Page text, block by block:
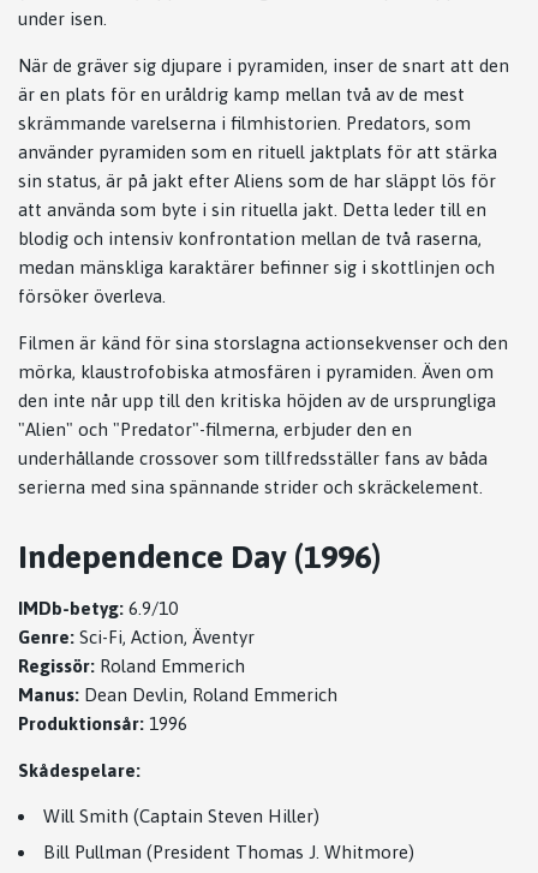
under isen.
När de gräver sig djupare i pyramiden, inser de snart att den
är en plats för en uråldrig kamp mellan två av de mest
skrämmande varelserna i filmhistorien. Predators, som
använder pyramiden som en rituell jaktplats för att stärka
sin status, är på jakt efter Aliens som de har släppt lös för
att använda som byte i sin rituella jakt. Detta leder till en
blodig och intensiv konfrontation mellan de två raserna,
medan mänskliga karaktärer befinner sig i skottlinjen och
försöker överleva.
Filmen är känd för sina storslagna actionsekvenser och den
mörka, klaustrofobiska atmosfären i pyramiden. Även om
den inte når upp till den kritiska höjden av de ursprungliga
"Alien" och "Predator"-filmerna, erbjuder den en
underhållande crossover som tillfredsställer fans av båda
serierna med sina spännande strider och skräckelement.
Independence Day (1996)
IMDb-betyg: 6.9/10
Genre: Sci-Fi, Action, Äventyr
Regissör: Roland Emmerich
Manus: Dean Devlin, Roland Emmerich
Produktionsår: 1996
Skådespelare:
Will Smith (Captain Steven Hiller)
Bill Pullman (President Thomas J. Whitmore)